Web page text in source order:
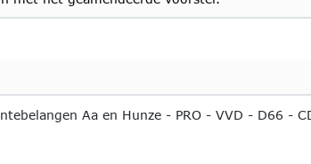
Aa en Hunze - PRO - VVD - D66 -